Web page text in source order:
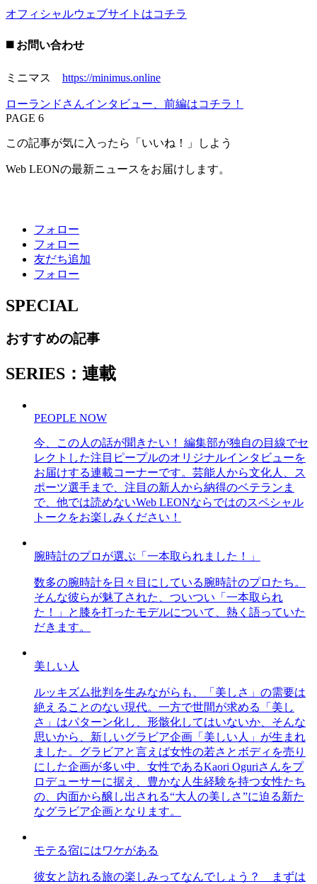
オフィシャルウェブサイトはコチラ
◼️ お問い合わせ
ミニマス https://minimus.online
ローランドさんインタビュー、前編はコチラ！
PAGE 6
この記事が気に入ったら「いいね！」しよう
Web LEONの最新ニュースをお届けします。
フォロー
フォロー
友だち追加
フォロー
SPECIAL
おすすめの記事
SERIES：連載
PEOPLE NOW
今、この人の話が聞きたい！ 編集部が独自の目線でセ
レクトした注目ピープルのオリジナルインタビューを
お届けする連載コーナーです。芸能人から文化人、ス
ポーツ選手まで、注目の新人から納得のベテランま
で、他では読めないWeb LEONならではのスペシャル
トークをお楽しみください！
腕時計のプロが選ぶ「一本取られました！」
数多の腕時計を日々目にしている腕時計のプロたち。
そんな彼らが魅了された、ついつい「一本取られ
た！」と膝を打ったモデルについて、熱く語っていた
だきます。
美しい人
ルッキズム批判を生みながらも、「美しさ」の需要は
絶えることのない現代。一方で世間が求める「美し
さ」はパターン化し、形骸化してはいないか、そんな
思いから、新しいグラビア企画「美しい人」が生まれ
ました。グラビアと言えば女性の若さとボディを売り
にした企画が多い中、女性であるKaori Oguriさんをプ
ロデューサーに据え、豊かな人生経験を持つ女性たち
の、内面から醸し出される“大人の美しさ”に迫る新た
なグラビア企画となります。
モテる宿にはワケがある
彼女と訪れる旅の楽しみってなんでしょう？ まずは